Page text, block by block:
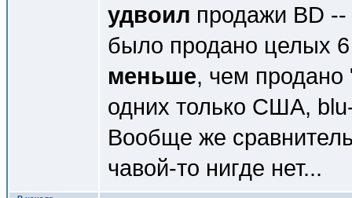
удвоил продажи BD
было продано целых
меньше, чем продано
одних только США,
Вообще же
чавой-то нигде нет...